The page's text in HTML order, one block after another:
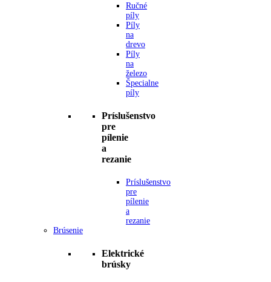
Ručné
píly
Píly
na
drevo
Píly
na
železo
Špecialne
píly
Príslušenstvo
pre
pílenie
a
rezanie
Príslušenstvo
pre
pílenie
a
rezanie
Brúsenie
Elektrické
brúsky